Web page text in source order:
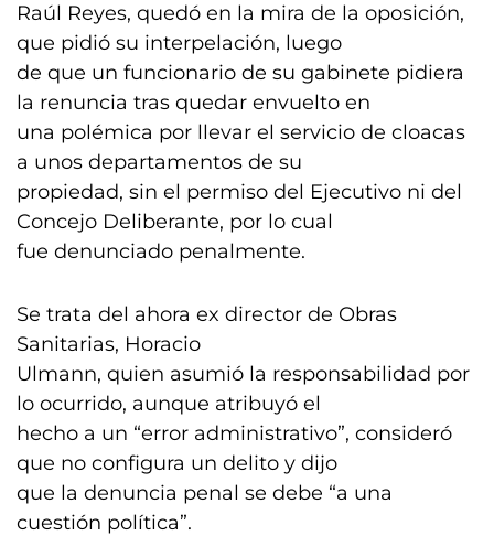
Raúl Reyes, quedó en la mira de la oposición,
que pidió su interpelación, luego
de que un funcionario de su gabinete pidiera
la renuncia tras quedar envuelto en
una polémica por llevar el servicio de cloacas
a unos departamentos de su
propiedad, sin el permiso del Ejecutivo ni del
Concejo Deliberante, por lo cual
fue denunciado penalmente.
Se trata del ahora ex director de Obras
Sanitarias, Horacio
Ulmann, quien asumió la responsabilidad por
lo ocurrido, aunque atribuyó el
hecho a un “error administrativo”, consideró
que no configura un delito y dijo
que la denuncia penal se debe “a una
cuestión política”.